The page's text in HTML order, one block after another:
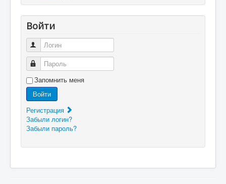
Войти
Логин
Пароль
Запомнить меня
Войти
Регистрация
Забыли логин?
Забыли пароль?